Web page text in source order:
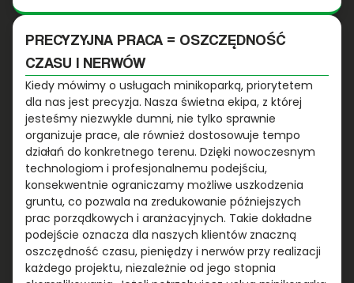
PRECYZYJNA PRACA = OSZCZĘDNOŚĆ
CZASU I NERWÓW
Kiedy mówimy o usługach minikoparką, priorytetem
dla nas jest precyzja. Nasza świetna ekipa, z której
jesteśmy niezwykle dumni, nie tylko sprawnie
organizuje prace, ale również dostosowuje tempo
działań do konkretnego terenu. Dzięki nowoczesnym
technologiom i profesjonalnemu podejściu,
konsekwentnie ograniczamy możliwe uszkodzenia
gruntu, co pozwala na zredukowanie późniejszych
prac porządkowych i aranżacyjnych. Takie dokładne
podejście oznacza dla naszych klientów znaczną
oszczędność czasu, pieniędzy i nerwów przy realizacji
każdego projektu, niezależnie od jego stopnia